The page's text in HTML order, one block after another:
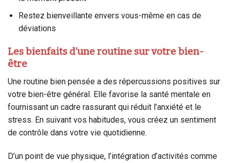
Restez bienveillante envers vous-même en cas de
déviations
Les bienfaits d’une routine sur votre bien-
être
Une routine bien pensée a des répercussions positives sur
votre bien-être général. Elle favorise la santé mentale en
fournissant un cadre rassurant qui réduit l’anxiété et le
stress. En suivant vos habitudes, vous créez un sentiment
de contrôle dans votre vie quotidienne.
D’un point de vue physique, l’intégration d’activités comme